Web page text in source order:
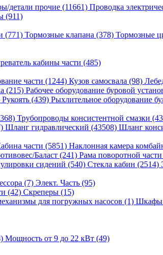
детали прочие (11661) Проводка
(911)
(771) Тормозные клапана (378) Тормозные
кабины части (485)
части (1244) Кузов самосвала (98)
(215) Рабочее оборудование буровой
Рукоять (439) Рыхлительное оборудование
Трубопроводы консистентной смазки
Шланг гидравлический (43508) Шланг
части (5851) Наклонная камера
Баласт (241) Рама поворотной
сидений (540) Стекла кабин (2514)
(7) Элект. Часть (95)
(42) Скреперы (15)
для погружных насосов (1) Шкафы
Мощность от 9 до 22 кВт (49)